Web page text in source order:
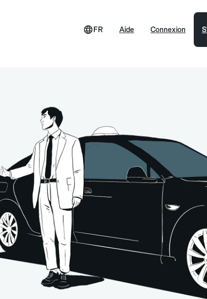
Aide
FR Connexion